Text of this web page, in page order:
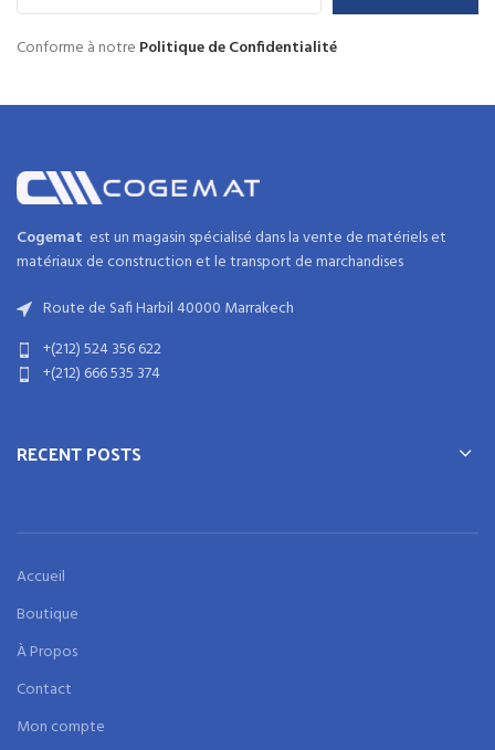
Conforme à notre Politique de Confidentialité
Cogemat est un magasin spécialisé dans lavente de matériels et
matériaux de construction etle transport de marchandises
Route de Safi Harbil 40000 Marrakech
+(212) 524 356 622
+(212) 666 535 374
RECENT POSTS
Accueil
Boutique
À Propos
Contact
Mon compte